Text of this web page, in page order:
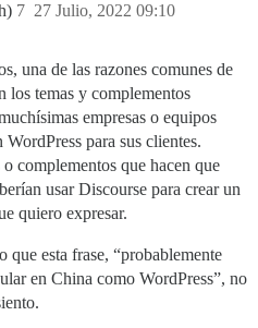
27 Julio, 2022 09:10
7
una de las razones comunes de
los temas y complementos
empresas o equipos
para sus clientes.
complementos que hacen que
usar Discourse para crear un
quiero expresar.
esta frase, “probablemente
en China como WordPress”, no